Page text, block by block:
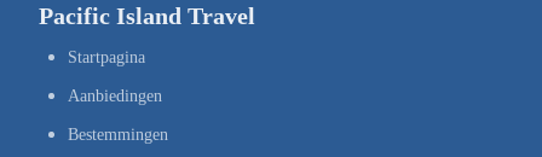
Pacific Island Travel
Startpagina
Aanbiedingen
Bestemmingen